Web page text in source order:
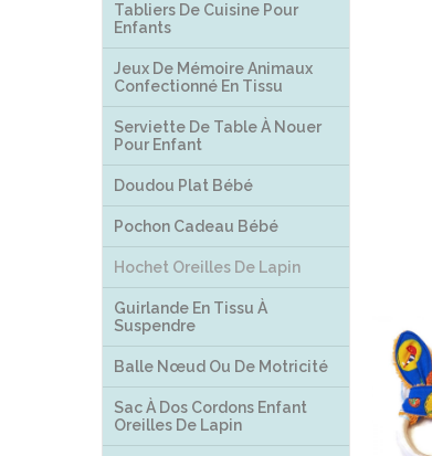
Tabliers De Cuisine Pour
Enfants
Jeux De Mémoire Animaux
Confectionné En Tissu
Serviette De Table À Nouer
Pour Enfant
Doudou Plat Bébé
Pochon Cadeau Bébé
Hochet Oreilles De Lapin
Guirlande En Tissu À
Suspendre
Balle Nœud Ou De Motricité
Sac À Dos Cordons Enfant
Oreilles De Lapin